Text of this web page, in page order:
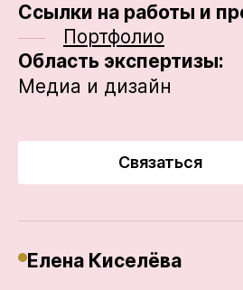
Ссылки на работы и
Портфолио
Область экспертизы:
Медиа и дизайн
Связаться
Елена Киселёва